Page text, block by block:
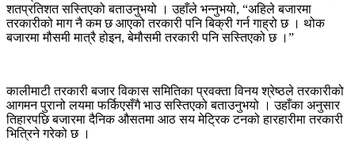
शतप्रतिशत सस्तिएको बताउनुभयो । उहाँले भन्नुभयो, “अहिले बजारमा
तरकारीको माग नै कम छ आएको तरकारी पनि बिक्री गर्न गाह्रो छ । थोक
बजारमा मौसमी मात्रै होइन,बेमौसमी तरकारी पनि सस्तिएको छ । ”
कालीमाटी तरकारी बजार विकास समितिका प्रवक्ता विनय श्रेष्ठले तरकारीको
आगमन पुरानो लयमा फर्किएसँगै भाउ सस्तिएको बताउनुभयो । उहाँका अनुसार
तिहारपछि बजारमा दैनिक औसतमा आठ सय मेट्रिक टनको हारहारीमा तरकारी
भित्रिने गरेको छ ।